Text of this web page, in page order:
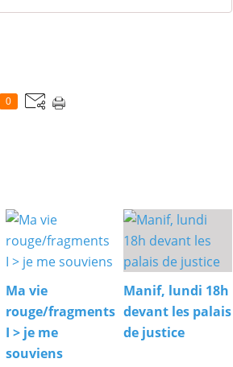
0
Ma vie
rouge/fragments
I > je me
souviens
Manif, lundi 18h
devant les palais
de justice